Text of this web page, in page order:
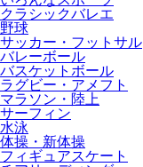
クラシックバレエ
野球
サッカー・フットサル
バレーボール
バスケットボール
ラグビー・アメフト
マラソン・陸上
サーフィン
水泳
体操・新体操
フィギュアスケート